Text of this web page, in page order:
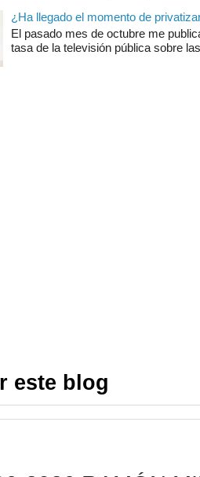
¿Ha llegado el momento de
El pasado mes de octubre me
tasa de la televisión pública sobre
este blog